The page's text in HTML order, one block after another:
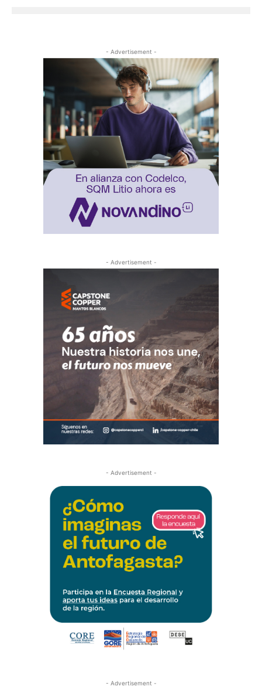
- Advertisement -
- Advertisement -
- Advertisement -
- Advertisement -